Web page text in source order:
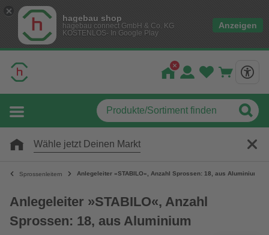
hagebau shop
hagebau connect GmbH & Co. KG
KOSTENLOS- In Google Play
Anzeigen
Wähle jetzt Deinen Markt
Sprossenleitern Anlegeleiter »STABILO«, Anzahl Sprossen: 18, aus Aluminium
Anlegeleiter »STABILO«, Anzahl
Sprossen: 18, aus Aluminium